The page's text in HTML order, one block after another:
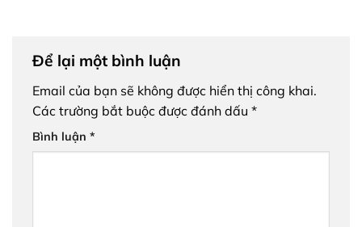
Để lại một bình luận
Email của bạn sẽ không được hiển thị công khai.
Các trường bắt buộc được đánh dấu *
Bình luận *